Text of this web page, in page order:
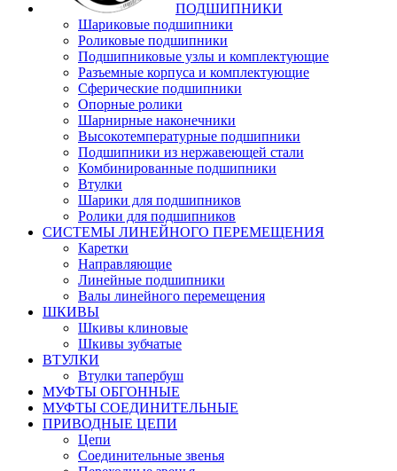
ПОДШИПНИКИ
Шариковые подшипники
Роликовые подшипники
Подшипниковые узлы и комплектующие
Разъемные корпуса и комплектующие
Сферические подшипники
Опорные ролики
Шарнирные наконечники
Высокотемпературные подшипники
Подшипники из нержавеющей стали
Комбинированные подшипники
Втулки
Шарики для подшипников
Ролики для подшипников
СИСТЕМЫ ЛИНЕЙНОГО ПЕРЕМЕЩЕНИЯ
Каретки
Направляющие
Линейные подшипники
Валы линейного перемещения
ШКИВЫ
Шкивы клиновые
Шкивы зубчатые
ВТУЛКИ
Втулки тапербуш
МУФТЫ ОБГОННЫЕ
МУФТЫ СОЕДИНИТЕЛЬНЫЕ
ПРИВОДНЫЕ ЦЕПИ
Цепи
Соединительные звенья